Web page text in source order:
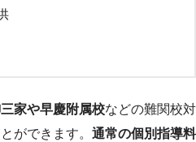
家や早慶附属校などの難関校対
ができます。 通常の個別指導料